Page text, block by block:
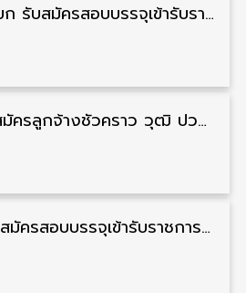
กรมการขนส่งทางบก รับสมัครสอบบรรจุเข้ารับราชการ วุฒิ ปวส. 24 อัตรา รับสมัคร 18 สิงหาคม – 7 กันยายน
กรมสรรพากร รับสมัครลูกจ้างชั่วคราว วุฒิ ปวช./ป.ตรี 138 อัตรา รับสมัคร 17 – 31 สิงหาคม
กรมควบคุมโรค รับสมัครสอบบรรจุเข้ารับราชการ วุฒิ ปวส./ป.ตรี 17 อัตรา รับสมัคร 17 สิงหาคม – 4 กันยายน